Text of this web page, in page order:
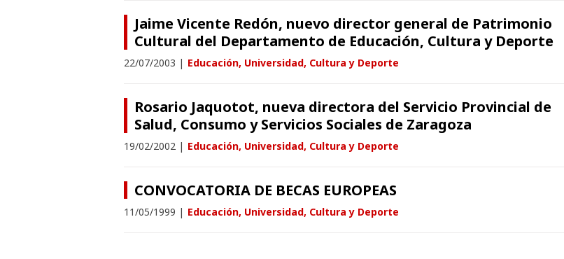
Jaime Vicente Redón, nuevo director general de Patrimonio
Cultural del Departamento de Educación, Cultura y Deporte
22/07/2003 | Educación, Universidad, Cultura y Deporte
Rosario Jaquotot, nueva directora del Servicio Provincial de
Salud, Consumo y Servicios Sociales de Zaragoza
19/02/2002 | Educación, Universidad, Cultura y Deporte
CONVOCATORIA DE BECAS EUROPEAS
11/05/1999 | Educación, Universidad, Cultura y Deporte